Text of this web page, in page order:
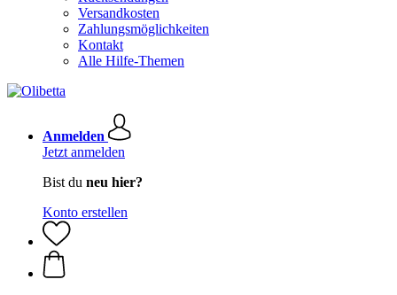
Versandkosten
Zahlungsmöglichkeiten
Kontakt
Alle Hilfe-Themen
Anmelden
Jetzt anmelden
Bist du neu hier?
Konto erstellen